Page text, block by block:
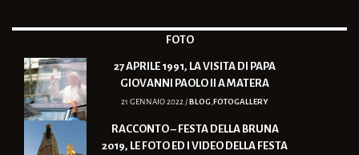
FOTO
27 APRILE 1991, LA VISITA DI PAPA
GIOVANNI PAOLO II A MATERA
21 GENNAIO 2022 /BLOG ,FOTOGALLERY
RACCONTO – FESTA DELLA BRUNA
2019, LE FOTO ED I VIDEO DELLA FESTA